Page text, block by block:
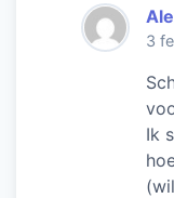
3
Ik